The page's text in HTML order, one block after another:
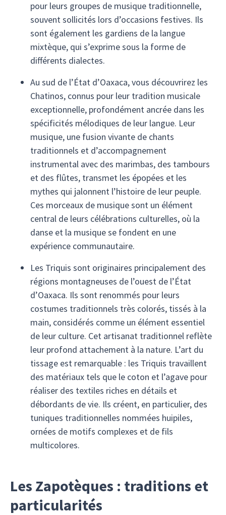
pour leurs groupes de musique traditionnelle,
souvent sollicités lors d’occasions festives. Ils
sont également les gardiens de la langue
mixtèque, qui s’exprime sous la forme de
différents dialectes.
Au sud de l’État d’Oaxaca, vous découvrirez les
Chatinos, connus pour leur tradition musicale
exceptionnelle, profondément ancrée dans les
spécificités mélodiques de leur langue. Leur
musique, une fusion vivante de chants
traditionnels et d’accompagnement
instrumental avec des marimbas, des tambours
et des flûtes, transmet les épopées et les
mythes qui jalonnent l’histoire de leur peuple.
Ces morceaux de musique sont un élément
central de leurs célébrations culturelles, où la
danse et la musique se fondent en une
expérience communautaire.
Les Triquis sont originaires principalement des
régions montagneuses de l’ouest de l’État
d’Oaxaca. Ils sont renommés pour leurs
costumes traditionnels très colorés, tissés à la
main, considérés comme un élément essentiel
de leur culture. Cet artisanat traditionnel reflète
leur profond attachement à la nature. L’art du
tissage est remarquable : les Triquis travaillent
des matériaux tels que le coton et l’agave pour
réaliser des textiles riches en détails et
débordants de vie. Ils créent, en particulier, des
tuniques traditionnelles nommées huipiles,
ornées de motifs complexes et de fils
multicolores.
Les Zapotèques : traditions et
particularités